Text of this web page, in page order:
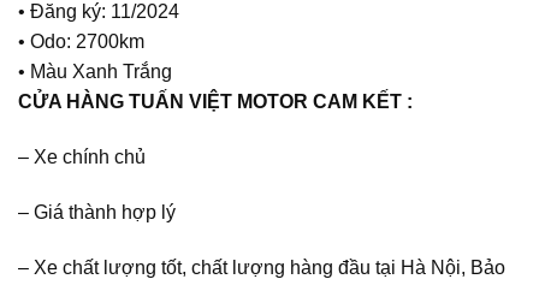
• Đăng ký: 11/2024
• Odo: 2700km
• Màu Xanh Trắng
CỬA HÀNG TUẤN VIỆT MOTOR CAM KẾT :
– Xe chính chủ
– Giá thành hợp lý
– Xe chất lượng tốt, chất lượng hàng đầu tại Hà Nội, Bảo